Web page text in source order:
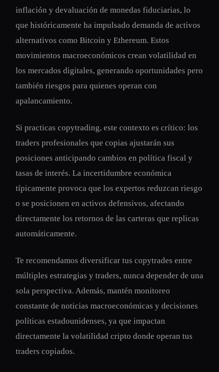
inflación y devaluación de monedas fiduciarias, lo
que históricamente ha impulsado demanda de activos
alternativos como Bitcoin y Ethereum. Estos
movimientos macroeconómicos crean volatilidad en
los mercados digitales, generando oportunidades pero
también riesgos para quienes operan con
apalancamiento.
Si practicas copytrading, este contexto es crítico: los
traders profesionales que copias ajustarán sus
posiciones anticipando cambios en política fiscal y
tasas de interés. La incertidumbre económica
típicamente provoca que los expertos reduzcan riesgo
o se posicionen en activos defensivos, afectando
directamente los retornos de las carteras que replicas
automáticamente.
Te recomendamos diversificar tus copytrades entre
múltiples estrategias y traders, nunca depender de una
sola perspectiva. Además, mantén monitoreo
constante de noticias macroeconómicas y decisiones
políticas estadounidenses, ya que impactan
directamente la volatilidad cripto donde operan tus
traders copiados.